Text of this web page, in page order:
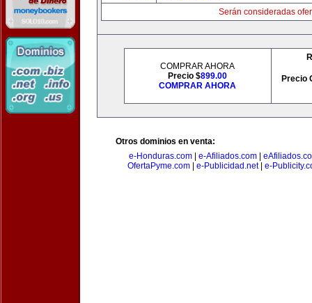
Serán consideradas
COMPRAR AHORA
Precio $899.00
COMPRAR AHORA
Precio
Otros dominios en venta:
e-Honduras.com| e-Afiliados.com|
OfertaPyme.com| e-Publicidad.net| e-